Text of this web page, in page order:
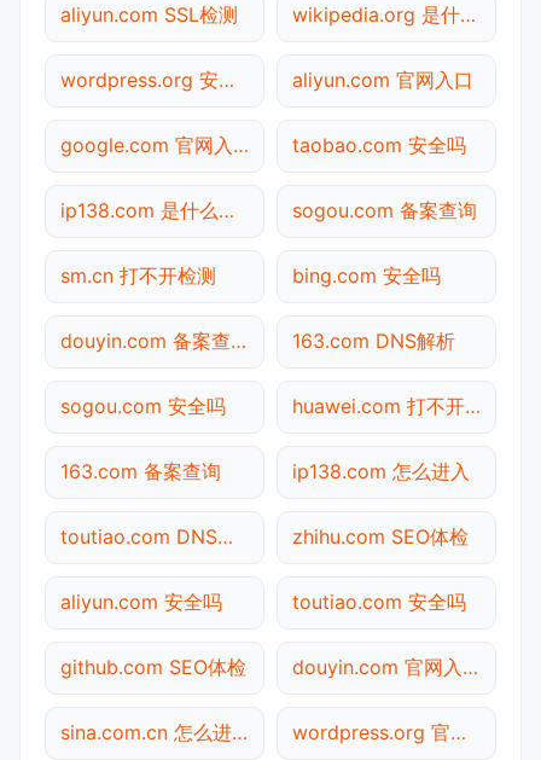
aliyun.com SSL检测 wikipedia.org 是什么网站
wordpress.org 安全吗 aliyun.com 官网入口
google.com 官网入口 taobao.com 安全吗
ip138.com 是什么网站 sogou.com 备案查询
sm.cn 打不开检测 bing.com 安全吗
douyin.com 备案查询 163.com DNS解析
sogou.com 安全吗 huawei.com 打不开检测
163.com 备案查询 ip138.com 怎么进入
toutiao.com DNS解析 zhihu.com SEO体检
aliyun.com 安全吗 toutiao.com 安全吗
github.com SEO体检 douyin.com 官网入口
sina.com.cn 怎么进入 wordpress.org 官网入口